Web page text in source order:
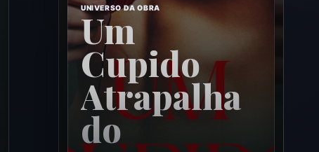
UNIVERSO DA OBRA
Um
Cupido
Atrapalha
do